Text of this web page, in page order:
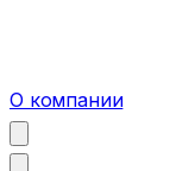
О компании